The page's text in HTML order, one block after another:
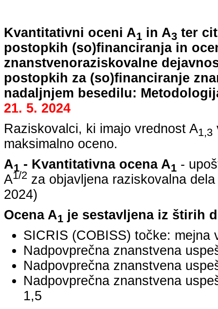
Kvantitativni oceni A1 in A3 ter
postopkih (so)financiranja in
znanstvenoraziskovalne
postopkih za (so)financiranje
nadaljnjem besedilu:
21. 5. 2024
Raziskovalci, ki imajo vrednost A1,3
maksimalno oceno.
A1 - Kvantitativna ocena A1 -
A1/2 za objavljena raziskovalna
2024)
Ocena A1 je sestavljena iz štirih
SICRIS (COBISS) točke: mejna
Nadpovprečna znanstvena
Nadpovprečna znanstvena
Nadpovprečna znanstvena
1,5